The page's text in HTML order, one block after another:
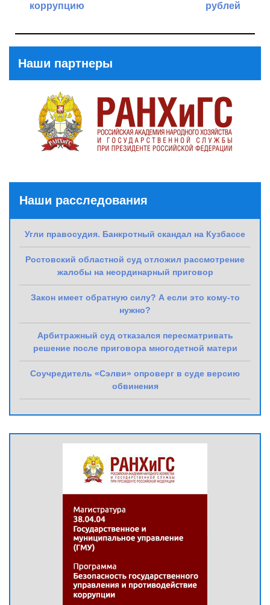
коррупцию
рублей
Наши партнеры
Наши расследования
Угли правосудия. Банкротный скандал на Кузбассе
Ростовский областной суд отложил рассмотрение
жалобы на неординарный приговор
Закон имеет обратную силу? А если это кому-то
нужно?
Арбитражный суд отказался пересматривать
решение после приговора многодетной матери
Соучредитель «Сэлви» опроверг в суде версию
обвинения